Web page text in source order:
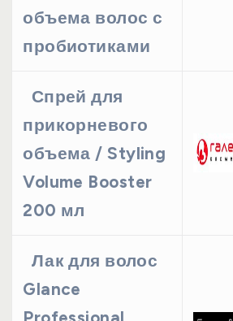
объема волос с
пробиотиками
Спрей для
прикорневого
объема / Styling
Volume Booster
200 мл
Лак для волос
Glance